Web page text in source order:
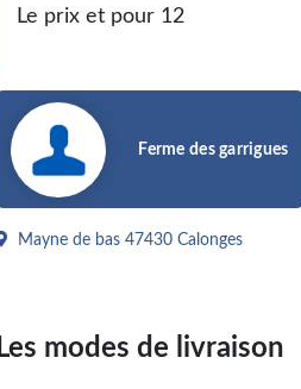
Le prix et pour 12
Ferme des garrigues
Mayne de bas 47430 Calonges
Les modes de livraison